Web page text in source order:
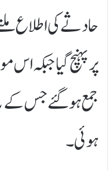
پر پہنچ گیا جبکہ
جمع ہوگئے جس کے
ہوئی۔